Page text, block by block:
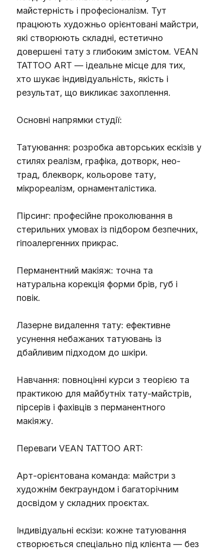
майстерність і професіоналізм. Тут
працюють художньо орієнтовані майстри,
які створюють складні, естетично
довершені тату з глибоким змістом. VEAN
TATTOO ART — ідеальне місце для тих,
хто шукає індивідуальність, якість і
результат, що викликає захоплення.
Основні напрямки студії:
Татуювання: розробка авторських ескізів у
стилях реалізм, графіка, дотворк, нео-
трад, блекворк, кольорове тату,
мікрореалізм, орнаменталістика.
Пірсинг: професійне проколювання в
стерильних умовах із підбором безпечних,
гіпоалергенних прикрас.
Перманентний макіяж: точна та
натуральна корекція форми брів, губ і
повік.
Лазерне видалення тату: ефективне
усунення небажаних татуювань із
дбайливим підходом до шкіри.
Навчання: повноцінні курси з теорією та
практикою для майбутніх тату-майстрів,
пірсерів і фахівців з перманентного
макіяжу.
Переваги VEAN TATTOO ART:
Арт-орієнтована команда: майстри з
художнім бекграундом і багаторічним
досвідом у складних проєктах.
Індивідуальні ескізи: кожне татуювання
створюється спеціально під клієнта — без